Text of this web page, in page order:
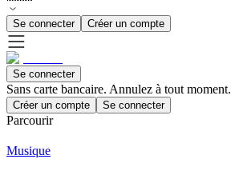
Se connecter Créer un compte
Se connecter
Sans carte bancaire. Annulez à tout moment.
Créer un compte Se connecter
Parcourir
Musique